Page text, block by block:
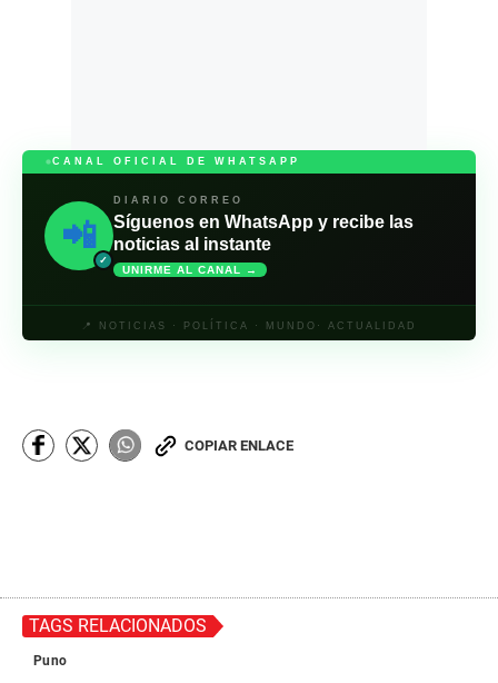
CANAL OFICIAL DE WHATSAPP
📲
✓
DIARIO CORREO
Síguenos en WhatsApp y recibe las
noticias al instante
UNIRME AL CANAL →
📍 NOTICIAS · POLÍTICA · MUNDO· ACTUALIDAD
COPIAR ENLACE
TAGS RELACIONADOS
Puno